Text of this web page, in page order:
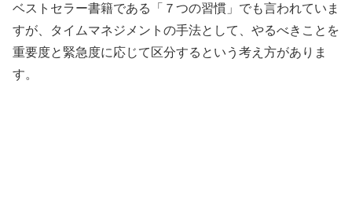
ベストセラー書籍である「７つの習慣」でも言われていま
すが、タイムマネジメントの手法として、やるべきことを
重要度と緊急度に応じて区分するという考え方がありま
す。